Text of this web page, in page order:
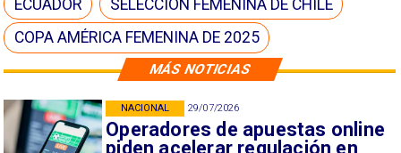
MÁS NOTICIAS
29/07/2026
Operadores de apuestas online
piden acelerar regulación en
NACIONAL
ECUADOR
SELECCIÓN FEMENINA DE CHILE
COPA AMÉRICA FEMENINA DE 2025